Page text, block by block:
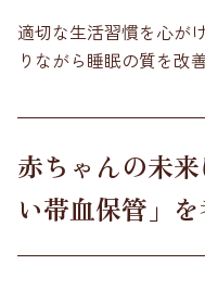
適切な生活習慣を心が
りながら睡眠の質を改
赤ちゃんの未
い帯血保管」